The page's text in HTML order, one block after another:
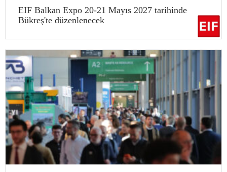
EIF Balkan Expo 20-21 Mayıs 2027 tarihinde
Bükreş'te düzenlenecek